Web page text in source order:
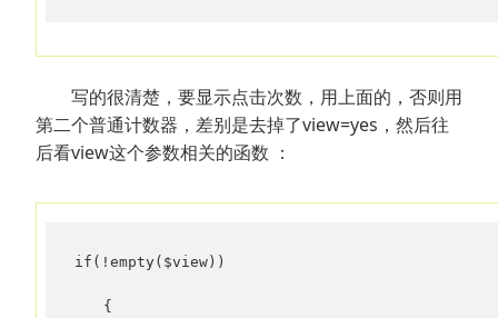
写的很清楚，要显示点击次数，用上面的，否则用
第二个普通计数器，差别是去掉了view=yes，然后往
后看view这个参数相关的函数 ：
if(!empty($view))
{